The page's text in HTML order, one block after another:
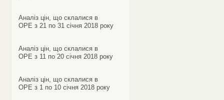
Аналіз цін, що склалися в
ОРЕ з 21 по 31 січня 2018 року
Аналіз цін, що склалися в
ОРЕ з 11 по 20 січня 2018 року
Аналіз цін, що склалися в
ОРЕ з 1 по 10 січня 2018 року